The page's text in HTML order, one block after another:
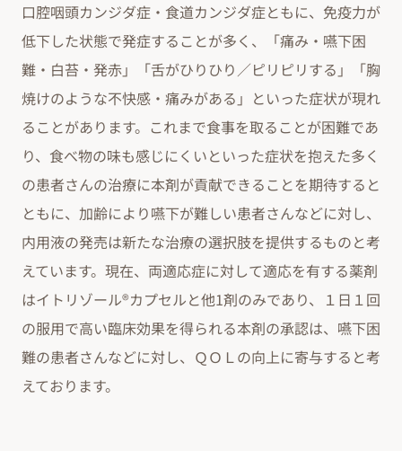
口腔咽頭カンジダ症・食道カンジダ症ともに、免疫力が
低下した状態で発症することが多く、「痛み・嚥下困
難・白苔・発赤」「舌がひりひり／ピリピリする」「胸
焼けのような不快感・痛みがある」といった症状が現れ
ることがあります。これまで食事を取ることが困難であ
り、食べ物の味も感じにくいといった症状を抱えた多く
の患者さんの治療に本剤が貢献できることを期待すると
ともに、加齢により嚥下が難しい患者さんなどに対し、
内用液の発売は新たな治療の選択肢を提供するものと考
えています。現在、両適応症に対して適応を有する薬剤
はイトリゾール®カプセルと他1剤のみであり、１日１回
の服用で高い臨床効果を得られる本剤の承認は、嚥下困
難の患者さんなどに対し、ＱＯＬの向上に寄与すると考
えております。